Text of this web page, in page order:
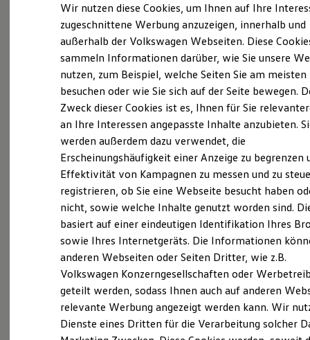
Elektroautos
ID. Tutorials
Elektrofahrzeugkonzepte
Reichweite
Reichweite der ID. Modelle
Reichweite im Winter
Laden
Laden unterwegs
Laden Zuhause
Ladezeitensimulator
Batterie
Sicherheit
Garantie und Lebensdauer
Nachhaltigkeit
Technologie
Kosten und Kauf
Verbrauchskosten
Kaufoptionen
E-Auto-Förderung
Software und Konnektivität
Die ID. Software 6
ID. Software Versionen und Updates
Digitale Extras
Schnittstellen zu Ihrem ID.
Probefahrt vereinbaren
Fahrzeugangebot anfordern
Serviceanfrage stellen
Details des Golf
Wir nutzen diese Cookies, um Ihnen auf Ihre
zugeschnittene Werbung anzuzeigen, innerhalb und
außerhalb der Volkswagen Webseiten. Diese
sammeln Informationen darüber, wie Sie unsere
nutzen, zum Beispiel, welche Seiten Sie am meisten
besuchen oder wie Sie sich auf der Seite bewegen.
Zweck dieser Cookies ist es, Ihnen für Sie
an Ihre Interessen angepasste Inhalte anzubieten.
werden außerdem dazu verwendet, die
Erscheinungshäufigkeit einer Anzeige zu begrenzen
Effektivität von Kampagnen zu messen und zu
registrieren, ob Sie eine Webseite besucht haben
nicht, sowie welche Inhalte genutzt worden sind.
basiert auf einer eindeutigen Identifikation Ihres
sowie Ihres Internetgeräts. Die Informationen
anderen Webseiten oder Seiten Dritter, wie z.B.
Volkswagen Konzerngesellschaften oder
geteilt werden, sodass Ihnen auch auf anderen
relevante Werbung angezeigt werden kann. Wir
Dienste eines Dritten für die Verarbeitung solcher